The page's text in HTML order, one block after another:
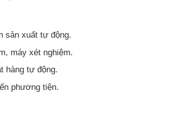
sản xuất tự động.
máy xét nghiệm.
hàng tự động.
phương tiện.